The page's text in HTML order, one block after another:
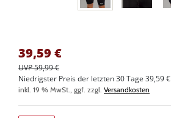
39,59 €
UVP 59,99 €
Niedrigster Preis der letzten 30 Tage 39,59 €
inkl. 19 % MwSt., ggf. zzgl. Versandkosten